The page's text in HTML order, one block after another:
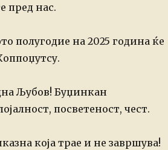
пред нас.
полугодие на 2025 година ќе
Љубов! Буџинкан
посветеност, чест.
која трае и не завршува!